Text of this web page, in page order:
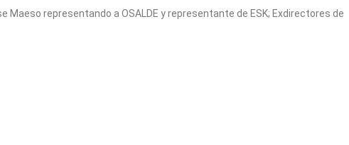
Maeso representando a OSALDE y representante de ESK; Exdirectores de